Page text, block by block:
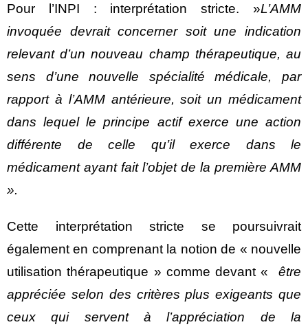
Pour l’INPI : interprétation stricte. »L’AMM
invoquée devrait concerner soit une indication
relevant d’un nouveau champ thérapeutique, au
sens d’une nouvelle spécialité médicale, par
rapport à l’AMM antérieure, soit un médicament
dans lequel le principe actif exerce une action
différente de celle qu’il exerce dans le
médicament ayant fait l’objet de la première AMM
».
Cette interprétation stricte se poursuivrait
également en comprenant la notion de « nouvelle
utilisation thérapeutique » comme devant « être
appréciée selon des critères plus exigeants que
ceux qui servent à l’appréciation de la